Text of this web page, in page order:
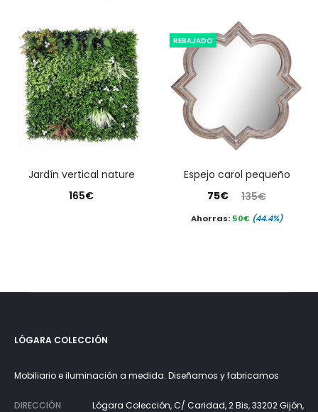
era:
315€.
es:
267€.
jardín vertical nature
165€
REBAJADO
espejo carol pequeño
135€
El
precio
75€
precio
Ahorras: 50€ (44.4%)
LÓGARA COLECCIÓN
Mobiliario e iluminación a medida. Diseñamos y fabricamos
DIRECCIÓN
Lógara Colección, C/ Caridad, 2 Bis, 33202 Gijón,